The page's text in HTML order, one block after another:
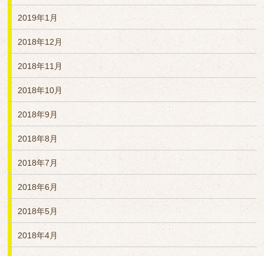
2019年1月
2018年12月
2018年11月
2018年10月
2018年9月
2018年8月
2018年7月
2018年6月
2018年5月
2018年4月